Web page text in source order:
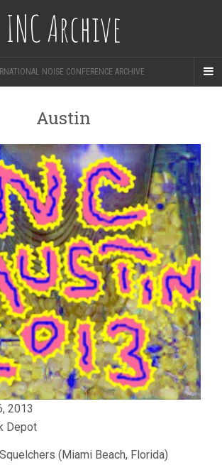
INC Archive
NOISE CONFERENCE ARCHIVE
Austin
2013
Depot
(Miami Beach, Florida)